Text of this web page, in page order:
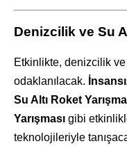
Denizcilik ve Su
Etkinlikte, denizcilik
odaklanılacak.
Su Altı Roket
Yarışması gibi
teknolojileriyle